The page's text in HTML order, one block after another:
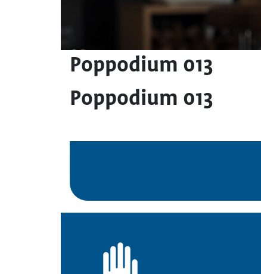
Poppodium 013
Poppodium 013